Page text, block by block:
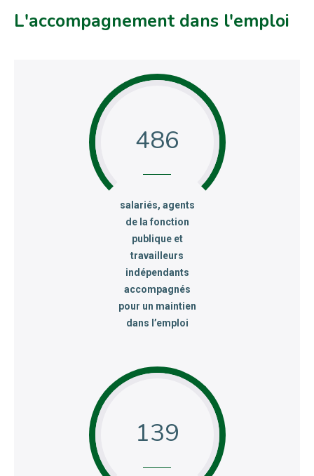
L'accompagnement dans l'emploi
486
:salariés, agents
de la fonction
publique et
travailleurs
indépendants
accompagnés
pour un maintien
dans l’emploi
139